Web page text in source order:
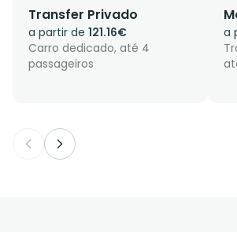
Transfer Privado
a partir de 121.16€
Carro dedicado, até 4
passageiros
a